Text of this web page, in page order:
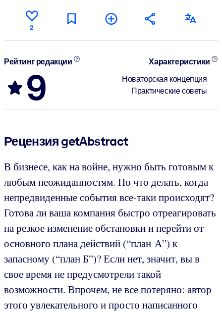
2
Рейтинг редакции
9
Характеристики
Новаторская концепция
Практические советы
Рецензия getAbstract
В бизнесе, как на войне, нужно быть готовым к
любым неожиданностям. Но что делать, когда
непредвиденные события все-таки происходят?
Готова ли ваша компания быстро отреагировать
на резкое изменение обстановки и перейти от
основного плана действий (“план А”) к
запасному (“план Б”)? Если нет, значит, вы в
свое время не предусмотрели такой
возможности. Впрочем, не все потеряно: автор
этого увлекательного и просто написанного